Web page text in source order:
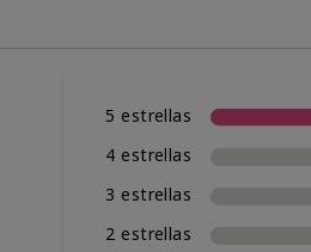
5 estrellas
4 estrellas
3 estrellas
2 estrellas